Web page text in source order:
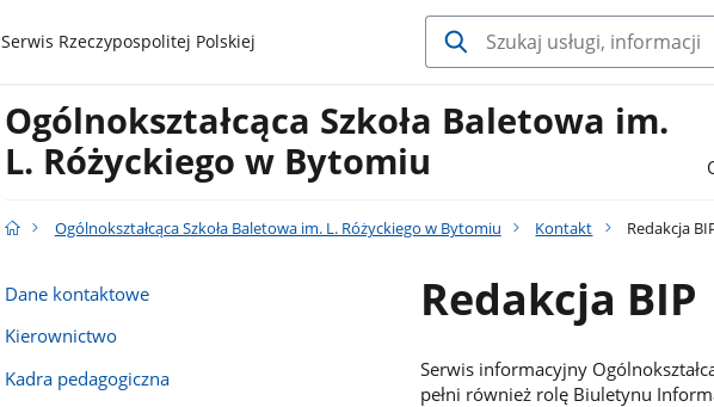
gov.pl
Serwis Rzeczypospolitej Polskiej
Ogólnokształcąca Szkoła Baletowa im.
L. Różyckiego w Bytomiu
Ogólnokształcąca Szkoła Baletowa im. L. Różyckiego w Bytomiu Kontakt Redakcja
Dane kontaktowe
Kierownictwo
Kadra pedagogiczna
Redakcja BIP
Serwis informacyjny
pełni również rolę Biuletynu